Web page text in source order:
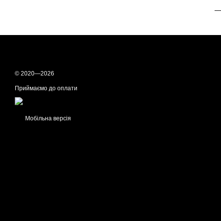
—
© 2020—2026
Приймаємо до оплати
Мобільна версія